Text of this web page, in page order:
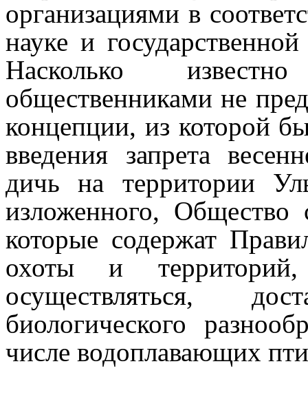
организациями в
науке и
Насколько
общественниками не
концепции, из которой
введения запрета
дичь на территории
изложенного, Общество
которые содержат
охоты и
осуществляться,
биологического
числе водоплавающих